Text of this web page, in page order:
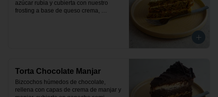
azúcar rubia y cubierta con nuestro
frosting a base de queso crema,
Torta Chocolate Manjar
Bizcochos húmedos de chocolate,
rellena con capas de crema de manjar y